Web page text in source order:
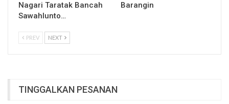
Nagari Taratak Bancah
Sawahlunto…
Barangin
PREV NEXT
TINGGALKAN PESANAN